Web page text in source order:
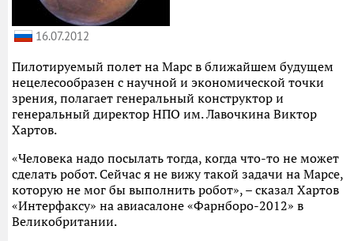
16.07.2012
Пилотируемый полет на Марс в ближайшем будущем
нецелесообразен с научной и экономической точки
зрения, полагает генеральный конструктор и
генеральный директор НПО им. Лавочкина Виктор
Хартов.
«Человека надо посылать тогда, когда что-то не может
сделать робот. Сейчас я не вижу такой задачи на Марсе,
которую не мог бы выполнить робот», – сказал Хартов
«Интерфаксу» на авиасалоне «Фарнборо-2012» в
Великобритании.